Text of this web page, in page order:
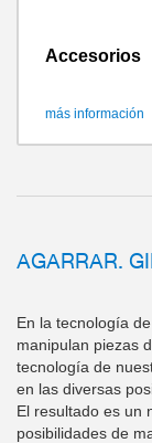
Accesorios
más información
AGARRAR.
En la tecnología
manipulan piezas
tecnología de
en las diversas
El resultado es un
posibilidades de